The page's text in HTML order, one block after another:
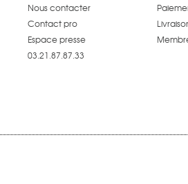
Nous contacter
Contact pro
Espace presse
03.21.87.87.33